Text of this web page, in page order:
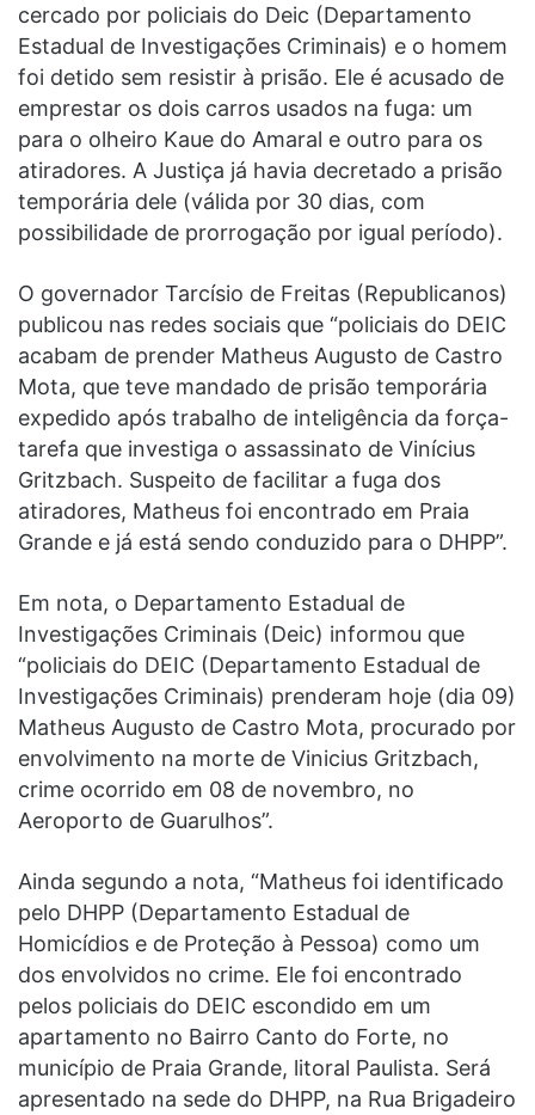
cercado por policiais do Deic (Departamento
Estadual de Investigações Criminais) e o homem
foi detido sem resistir à prisão. Ele é acusado de
emprestar os dois carros usados na fuga: um
para o olheiro Kaue do Amaral e outro para os
atiradores. A Justiça já havia decretado a prisão
temporária dele (válida por 30 dias, com
possibilidade de prorrogação por igual período).
O governador Tarcísio de Freitas (Republicanos)
publicou nas redes sociais que “policiais do DEIC
acabam de prender Matheus Augusto de Castro
Mota, que teve mandado de prisão temporária
expedido após trabalho de inteligência da força-
tarefa que investiga o assassinato de Vinícius
Gritzbach. Suspeito de facilitar a fuga dos
atiradores, Matheus foi encontrado em Praia
Grande e já está sendo conduzido para o DHPP”.
Em nota, o Departamento Estadual de
Investigações Criminais (Deic) informou que
“policiais do DEIC (Departamento Estadual de
Investigações Criminais) prenderam hoje (dia 09)
Matheus Augusto de Castro Mota, procurado por
envolvimento na morte de Vinicius Gritzbach,
crime ocorrido em 08 de novembro, no
Aeroporto de Guarulhos”.
Ainda segundo a nota, “Matheus foi identificado
pelo DHPP (Departamento Estadual de
Homicídios e de Proteção à Pessoa) como um
dos envolvidos no crime. Ele foi encontrado
pelos policiais do DEIC escondido em um
apartamento no Bairro Canto do Forte, no
município de Praia Grande, litoral Paulista. Será
apresentado na sede do DHPP, na Rua Brigadeiro